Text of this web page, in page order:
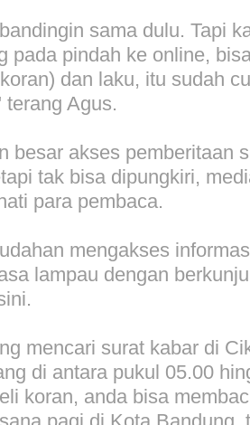
sama dulu. Tapi
pada pindah ke online,
dan laku, itu sudah
Agus.
besar akses pemberitaan
tak bisa dipungkiri,
para pembaca.
mengakses
lampau dengan
mencari surat kabar di
di antara pukul 05.00
koran, anda bisa